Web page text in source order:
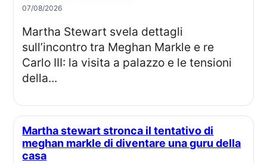
07/08/2026
Martha Stewart svela dettagli
sull’incontro tra Meghan Markle e re
Carlo III: la visita a palazzo e le tensioni
della...
Martha stewart stronca il tentativo di
meghan markle di diventare una guru della
casa